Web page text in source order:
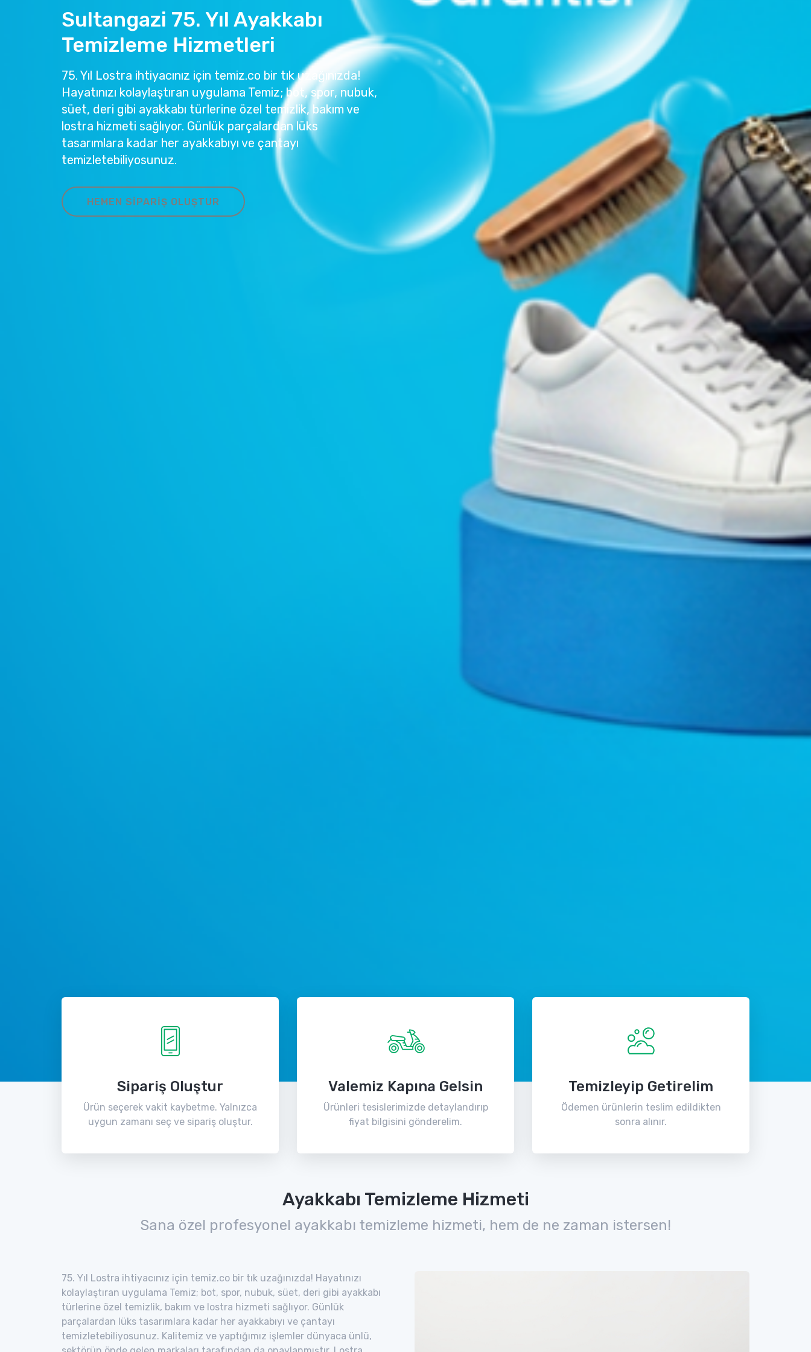
Sultangazi 75. Yıl Ayakkabı
Temizleme Hizmetleri
75. Yıl Lostra ihtiyacınız için temiz.co bir tık uzağınızda!
Hayatınızı kolaylaştıran uygulama Temiz; bot, spor, nubuk,
süet, deri gibi ayakkabı türlerine özel temizlik, bakım ve
lostra hizmeti sağlıyor. Günlük parçalardan lüks
tasarımlara kadar her ayakkabıyı ve çantayı
temizletebiliyosunuz.
HEMEN SIPARIŞ OLUŞTUR
Sipariş Oluştur
Ürün seçerek vakit kaybetme. Yalnızca
uygun zamanı seç ve sipariş oluştur.
Valemiz Kapına Gelsin
Ürünleri tesislerimizde detaylandırıp
fiyat bilgisini gönderelim.
Temizleyip Getirelim
Ödemen ürünlerin teslim edildikten
sonra alınır.
Ayakkabı Temizleme Hizmeti
Sana özel profesyonel ayakkabı temizleme hizmeti, hem de ne zaman istersen!
75. Yıl Lostra ihtiyacınız için temiz.co bir tık uzağınızda! Hayatınızı
kolaylaştıran uygulama Temiz; bot, spor, nubuk, süet, deri gibi ayakkabı
türlerine özel temizlik, bakım ve lostra hizmeti sağlıyor. Günlük
parçalardan lüks tasarımlara kadar her ayakkabıyı ve çantayı
temizletebiliyosunuz. Kalitemiz ve yaptığımız işlemler dünyaca ünlü,